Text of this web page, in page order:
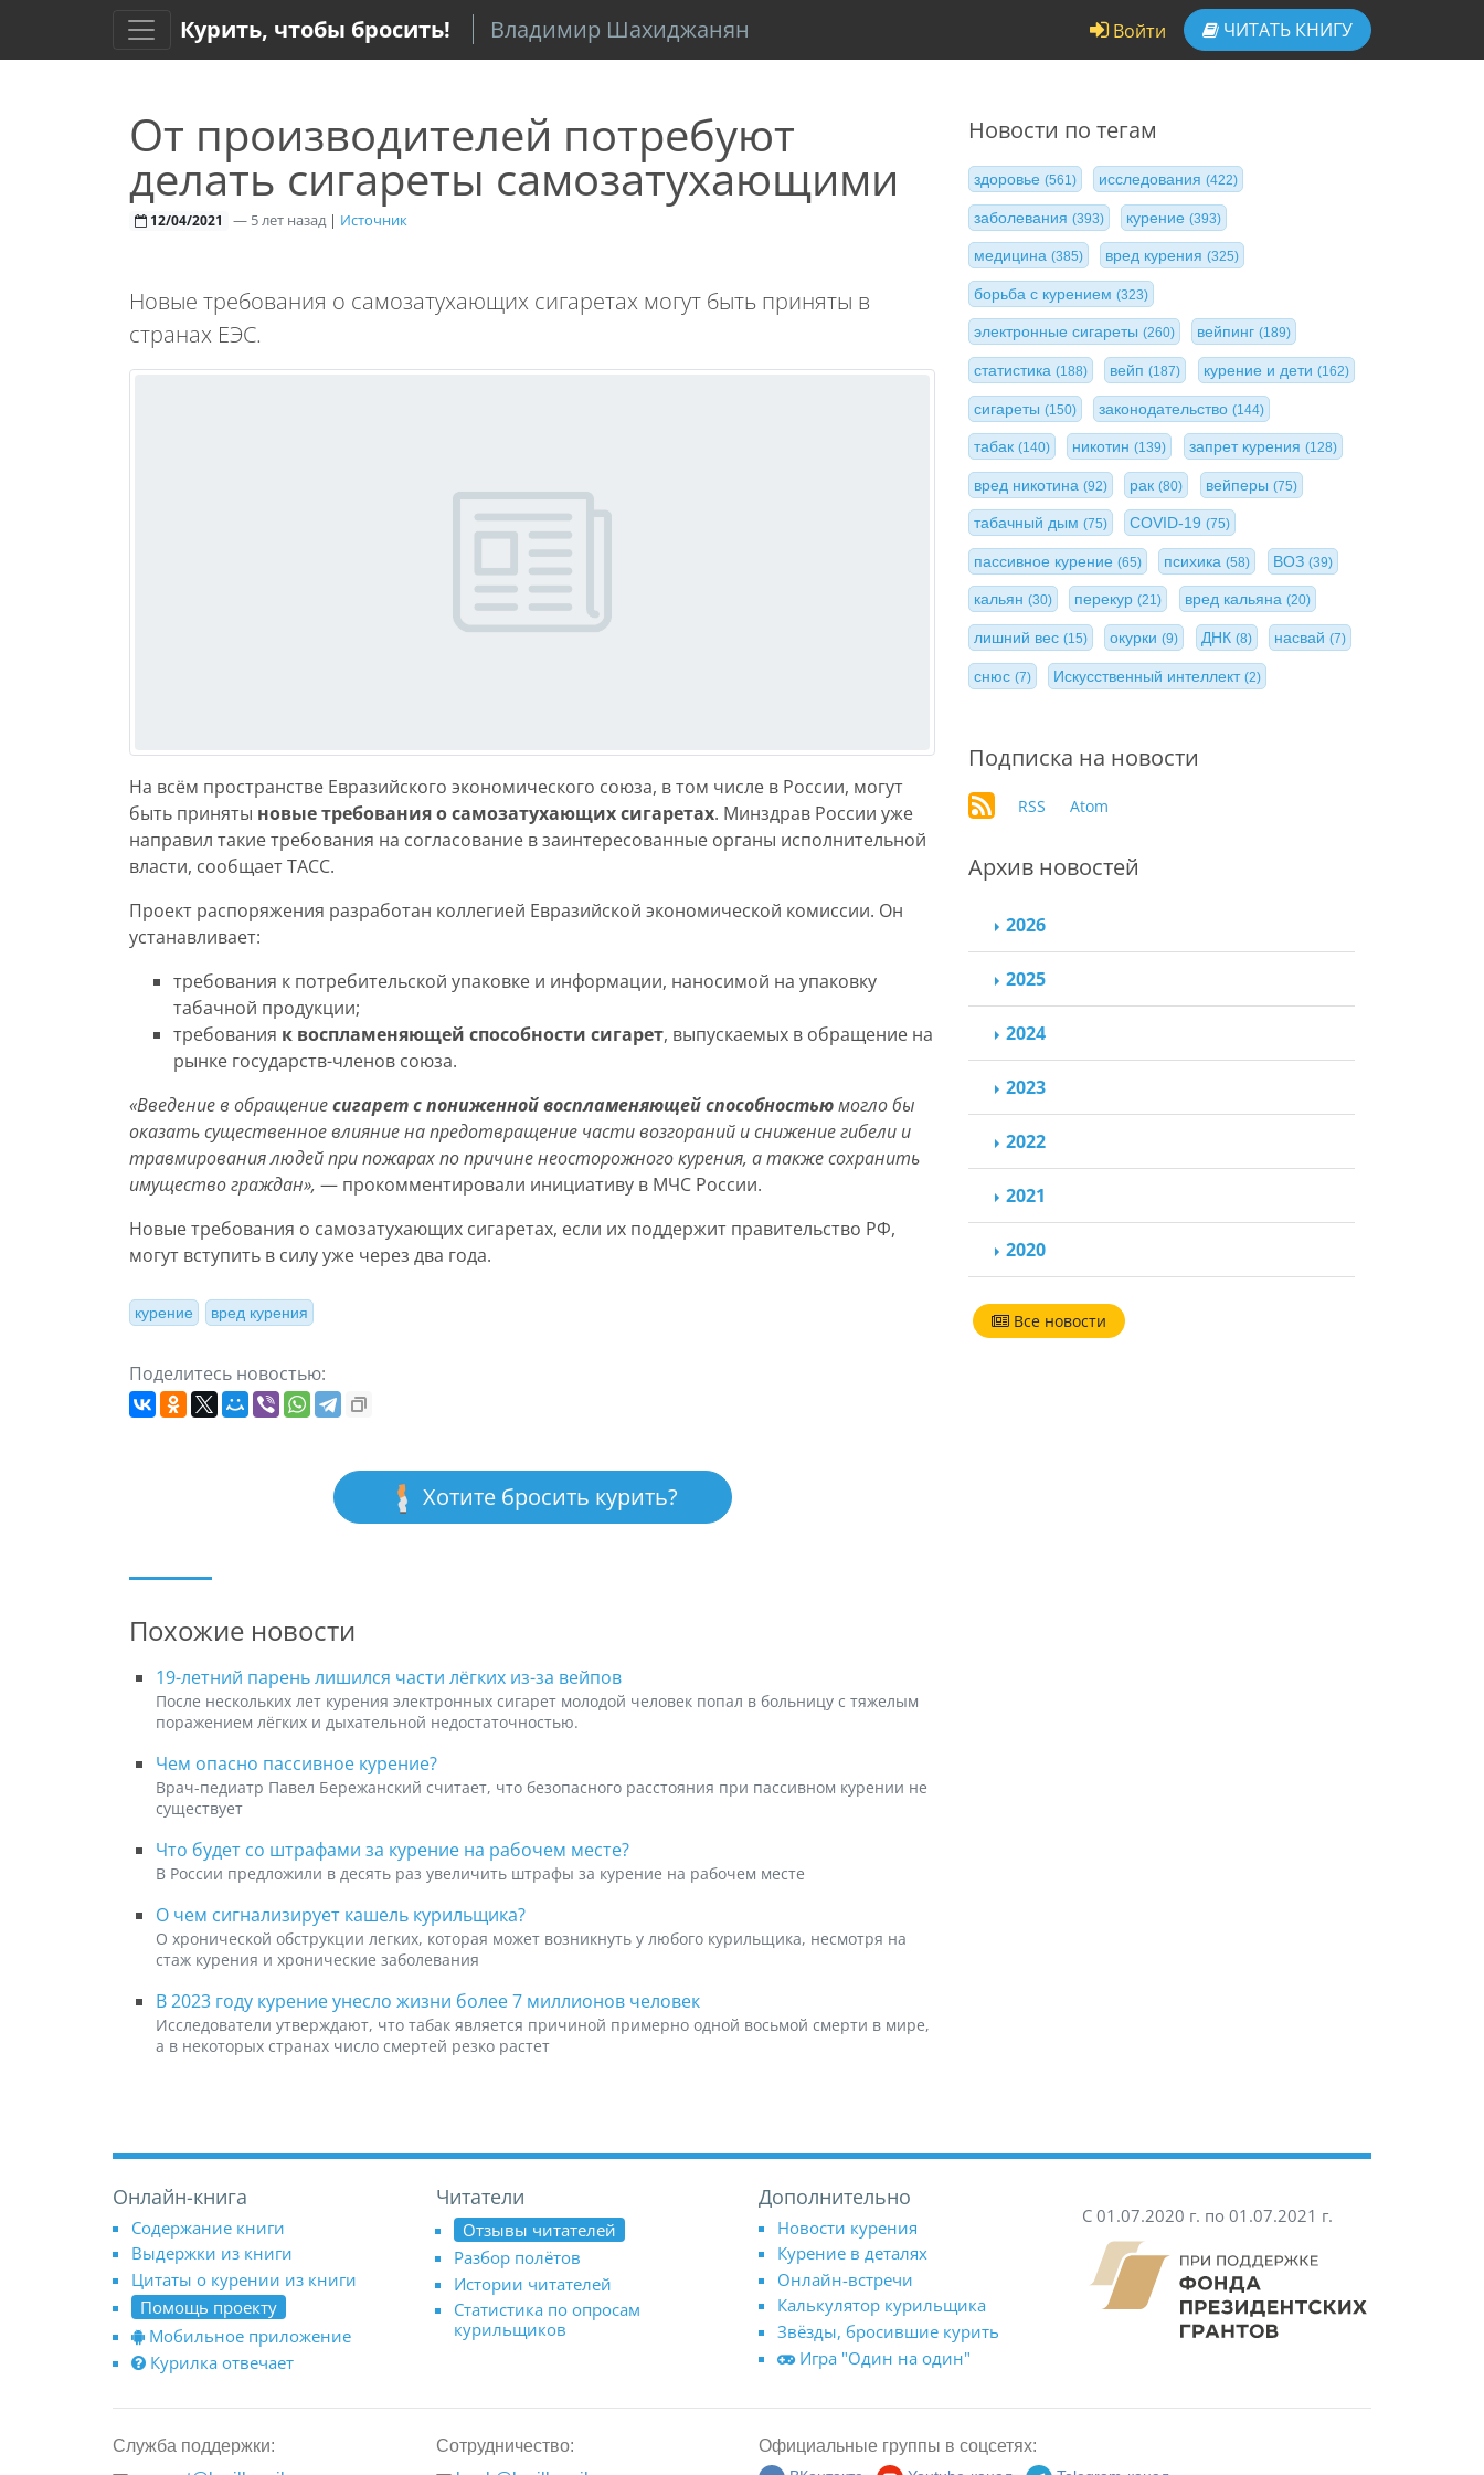
Курить, чтобы бросить! Владимир Шахиджанян Войти ЧИТАТЬ КНИГУ
От производителей потребуют
делать сигареты самозатухающими
12/04/2021 —5 лет назад | Источник
Новые требования о самозатухающих сигаретах могут быть приняты в
странах ЕЭС.
На всём пространстве Евразийского экономического союза, в том числе в России, могут
быть приняты новые требования о самозатухающих сигаретах. Минздрав России уже
направил такие требования на согласование в заинтересованные органы исполнительной
власти, сообщает ТАСС.
Проект распоряжения разработан коллегией Евразийской экономической комиссии. Он
устанавливает:
требования к потребительской упаковке и информации, наносимой на упаковку
табачной продукции;
требования к воспламеняющей способности сигарет, выпускаемых в обращение на
рынке государств-членов союза.
«Введение в обращениесигарет с пониженной воспламеняющей способностьюмогло бы
оказать существенное влияние на предотвращение части возгораний и снижение гибели и
травмирования людей при пожарах по причине неосторожного курения, а также сохранить
имущество граждан», — прокомментировали инициативу в МЧС России.
Новые требования о самозатухающих сигаретах, если их поддержит правительство РФ,
могут вступить в силу уже через два года.
курение вред курения
Поделитесь новостью:
Хотите бросить курить?
Похожие новости
19-летний парень лишился части лёгких из-за вейпов
После нескольких лет курения электронных сигарет молодой человек попал в больницу с тяжелым
поражением лёгких и дыхательной недостаточностью.
Чем опасно пассивное курение?
Врач-педиатр Павел Бережанский считает, что безопасного расстояния при пассивном курении не
существует
Что будет со штрафами за курение на рабочем месте?
В России предложили в десять раз увеличить штрафы за курение на рабочем месте
О чем сигнализирует кашель курильщика?
О хронической обструкции легких, которая может возникнуть у любого курильщика, несмотря на
стаж курения и хронические заболевания
В 2023 году курение унесло жизни более 7 миллионов человек
Исследователи утверждают, что табак является причиной примерно одной восьмой смерти в мире,
а в некоторых странах число смертей резко растет
Новости по тегам
здоровье (561) исследования(422)
заболевания (393) курение(393)
медицина (385) вред курения(325)
борьба с курением (323)
электронные сигареты (260) вейпинг(189)
статистика (188) вейп(187) курение и дети (162)
сигареты (150) законодательство(144)
табак (140) никотин(139) запрет курения (128)
вред никотина (92) рак(80) вейперы (75)
табачный дым (75) COVID-19(75)
пассивное курение (65) психика(58) ВОЗ (39)
кальян (30) перекур(21) вред кальяна (20)
лишний вес (15) окурки(9) ДНК (8) насвай(7)
снюс (7) Искусственный интеллект(2)
Подписка на новости
RSS Atom
Архив новостей
2026
2025
2024
2023
2022
2021
2020
Все новости
Онлайн-книга
Содержание книги
Выдержки из книги
Цитаты о курении из книги
Помощь проекту
Мобильное приложение
Курилка отвечает
Читатели
Отзывы читателей
Разбор полётов
Истории читателей
Статистика по опросам
курильщиков
Дополнительно
Новости курения
Курение в деталях
Онлайн-встречи
Калькулятор курильщика
Звёзды, бросившие курить
Игра "Один на один"
С 01.07.2020 г. по 01.07.2021 г.
Служба поддержки: Сотрудничество: Официальные группы в соцсетях: